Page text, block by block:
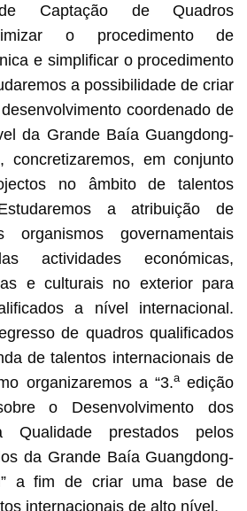
Captação de Quadros
o procedimento de
e simplificar o procedimento
a possibilidade de criar
coordenado de
da Grande Baía Guangdong-
concretizaremos, em conjunto
no âmbito de talentos
a atribuição de
organismos governamentais
actividades económicas,
e culturais no exterior para
a nível internacional.
de quadros qualificados
de talentos internacionais de
organizaremos a “3.aedição
o Desenvolvimento dos
Qualidade prestados pelos
da Grande Baía Guangdong-
a fim de criar uma base de
internacionais de alto nível.